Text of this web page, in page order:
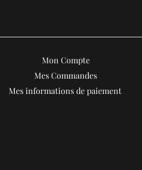
Mon Compte
Mes Commandes
Mes informations de paiement